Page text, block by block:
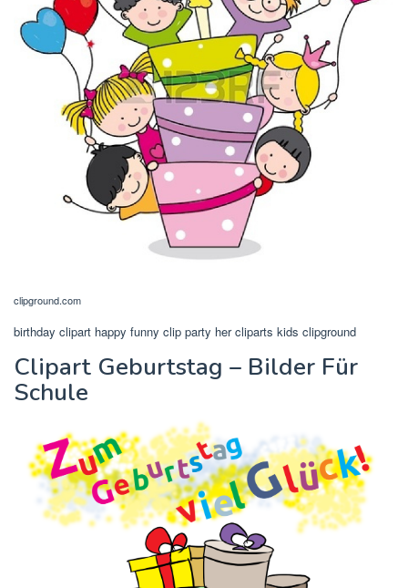
clipground.com
birthday clipart happy funny clip party her cliparts kids clipground
Clipart Geburtstag – Bilder Für
Schule